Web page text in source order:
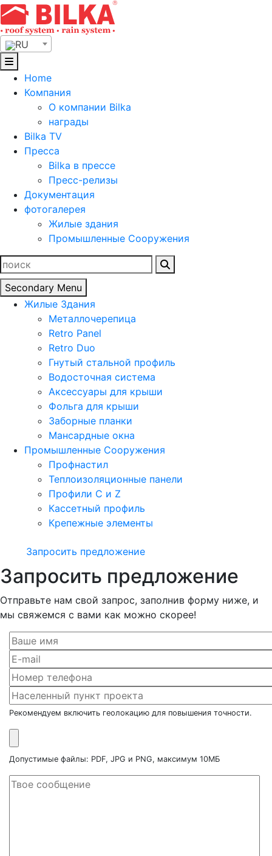
Skip
to
content
RU
Home
Компания
О компании Bilka
награды
Bilka TV
Пресса
Bilka в прессе
Пресс-релизы
Документация
фотогалерея
Жилые здания
Промышленные Сооружения
Найти:
Secondary Menu
Жилые Здания
Металлочерепица
Retro Panel
Retro Duo
Гнутый стальной профиль
Водосточная система
Аксессуары для крыши
Фольга для крыши
Заборные планки
Мансардные окна
Промышленные Сооружения
Профнастил
Теплоизоляционные панели
Профили C и Z
Кассетный профиль
Крепежные элементы
Запросить предложение
Запросить предложение
Отправьте нам свой запрос, заполнив форму ниже, и
мы свяжемся с вами как можно скорее!
Рекомендуем включить геолокацию для повышения точности.
Допустимые файлы: PDF, JPG и PNG, максимум 10МБ